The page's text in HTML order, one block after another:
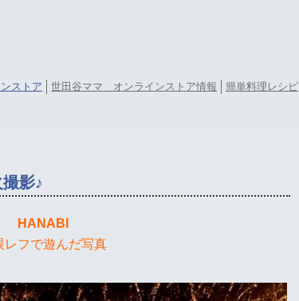
ストア 世田谷ママ オンラインストア情報 簡単料理レシピ
影♪
HANABI
レフで遊んだ写真